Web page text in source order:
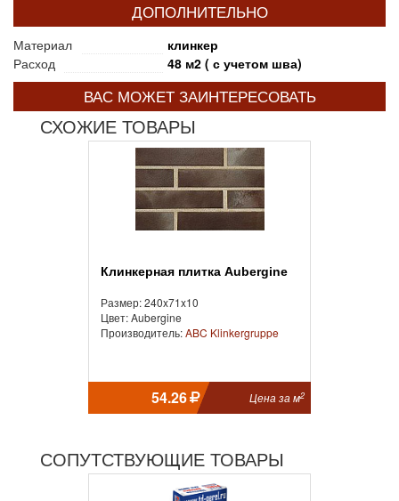
ДОПОЛНИТЕЛЬНО
Материал
клинкер
Расход
48 м2 ( с учетом шва)
ВАС МОЖЕТ ЗАИНТЕРЕСОВАТЬ
СХОЖИЕ ТОВАРЫ
Клинкерная плитка Aubergine
Размер: 240x71x10
Цвет: Aubergine
Производитель:ABC Klinkergruppe
54.26 Цена за м2
СОПУТСТВУЮЩИЕ ТОВАРЫ